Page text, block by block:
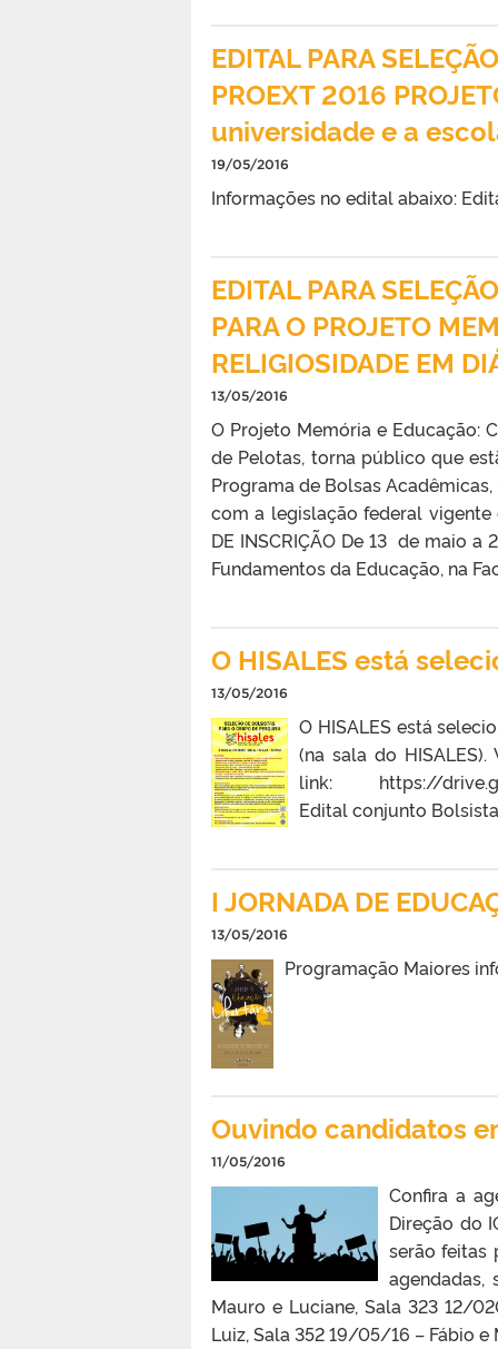
EDITAL PARA
PROEXT 2016
universidade e a
19/05/2016
Informações no edital abaixo:
EDITAL PARA
PARA O PROJETO
RELIGIOSIDADE EM
13/05/2016
O Projeto Memória e Educação:
de Pelotas, torna público que
Programa de Bolsas
com a legislação federal vigente
DE INSCRIÇÃO De 13 de maio a
Fundamentos da Educação, na
O HISALES está
13/05/2016
O HISALES está
(na sala do
link: https://
Edital conjunto
I JORNADA DE
13/05/2016
Programação Maiores
Ouvindo candidatos
11/05/2016
Confira a
Direção do
serão feitas
agendadas,
Mauro e Luciane, Sala 323 12/
Luiz, Sala 352 19/05/16 – Fábio e